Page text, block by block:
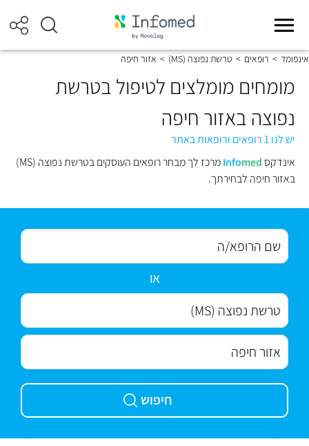
אינפומד > רופאים > טרשת נפוצה (MS) > אזור חיפה
מומחים מומלצים לטיפול בטרשת
נפוצה באזור חיפה
יש לנו 1 רופאים ורופאות באתר
אינדקס
Infomed
מרכז לך מבחר רופאים העוסקים בטרשת נפוצה (MS)
באזור חיפה לבחירתך.
או
חיפוש